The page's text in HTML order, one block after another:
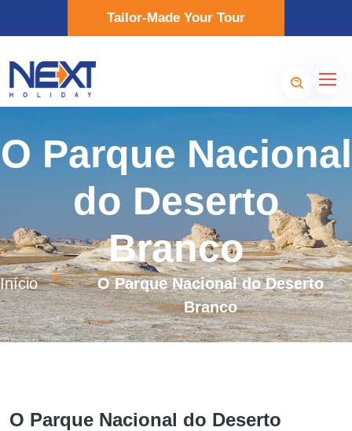
Tailor-Made Your Tour
O Parque Nacional
do Deserto
Branco
Início
O Parque Nacional do Deserto
Branco
O Parque Nacional do Deserto